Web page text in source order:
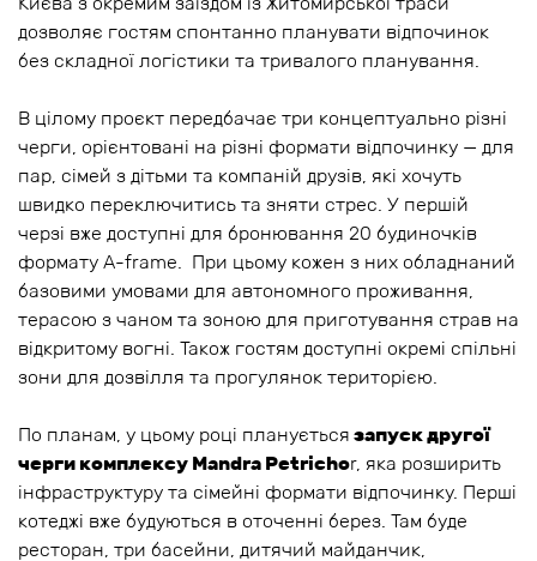
дозволяє гостям спонтанно планувати відпочинок
без складної логістики та тривалого планування.
В цілому проєкт передбачає три концептуально різні
черги, орієнтовані на різні формати відпочинку — для
пар, сімей з дітьми та компаній друзів, які хочуть
швидко переключитись та зняти стрес. У першій
черзі вже доступні для бронювання 20 будиночків
формату A-frame. При цьому кожен з них обладнаний
базовими умовами для автономного проживання,
терасою з чаном та зоною для приготування страв на
відкритому вогні. Також гостям доступні окремі спільні
зони для дозвілля та прогулянок територією.
По планам, у цьому році планується запуск другої
черги комплексу Mandra Petrichor, яка розширить
інфраструктуру та сімейні формати відпочинку. Перші
котеджі вже будуються в оточенні берез. Там буде
ресторан, три басейни, дитячий майданчик,